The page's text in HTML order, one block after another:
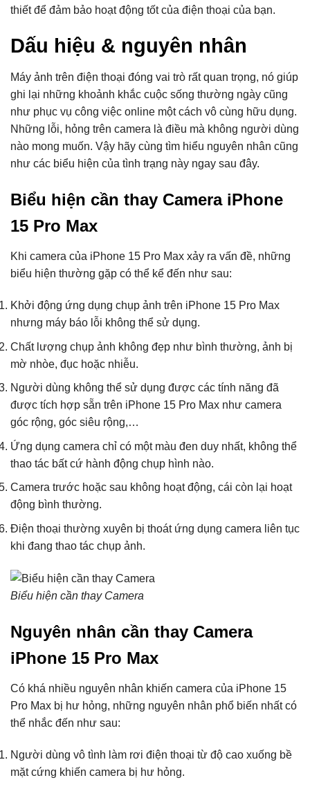
thiết để đảm bảo hoạt động tốt của điện thoại của bạn.
Dấu hiệu & nguyên nhân
Máy ảnh trên điện thoại đóng vai trò rất quan trọng, nó giúp
ghi lại những khoảnh khắc cuộc sống thường ngày cũng
như phục vụ công việc online một cách vô cùng hữu dụng.
Những lỗi, hỏng trên camera là điều mà không người dùng
nào mong muốn. Vậy hãy cùng tìm hiểu nguyên nhân cũng
như các biểu hiện của tình trạng này ngay sau đây.
Biểu hiện cần thay Camera iPhone
15 Pro Max
Khi camera của iPhone 15 Pro Max xảy ra vấn đề, những
biểu hiện thường gặp có thể kể đến như sau:
Khởi động ứng dụng chụp ảnh trên iPhone 15 Pro Max
nhưng máy báo lỗi không thể sử dụng.
Chất lượng chụp ảnh không đẹp như bình thường, ảnh bị
mờ nhòe, đục hoặc nhiễu.
Người dùng không thể sử dụng được các tính năng đã
được tích hợp sẵn trên iPhone 15 Pro Max như camera
góc rộng, góc siêu rộng,…
Ứng dụng camera chỉ có một màu đen duy nhất, không thể
thao tác bất cứ hành động chụp hình nào.
Camera trước hoặc sau không hoạt động, cái còn lại hoạt
động bình thường.
Điện thoại thường xuyên bị thoát ứng dụng camera liên tục
khi đang thao tác chụp ảnh.
Biểu hiện cần thay Camera
Nguyên nhân cần thay Camera
iPhone 15 Pro Max
Có khá nhiều nguyên nhân khiến camera của iPhone 15
Pro Max bị hư hỏng, những nguyên nhân phổ biến nhất có
thể nhắc đến như sau:
Người dùng vô tình làm rơi điện thoại từ độ cao xuống bề
mặt cứng khiến camera bị hư hỏng.